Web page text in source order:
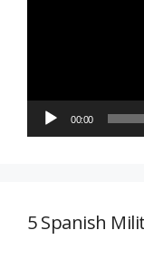
00:00
5 Spanish